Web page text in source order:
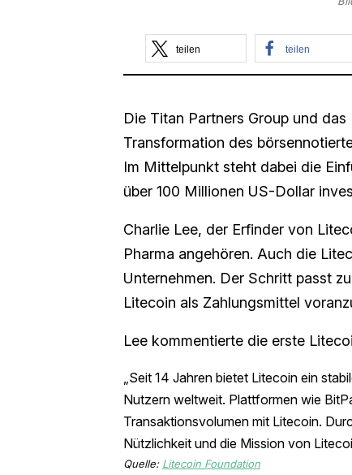
teilen teilen
Die Titan Partners Group und
Transformation des
Im Mittelpunkt steht dabei die
über 100 Millionen US-Dollar
Charlie Lee, der Erfinder von
Pharma angehören. Auch die
Unternehmen. Der Schritt passt
Litecoin als Zahlungsmittel
Lee kommentierte die erste
„Seit 14 Jahren bietet Litecoin ein
Nutzern weltweit. Plattformen wie
Transaktionsvolumen mit Litecoin.
Nützlichkeit und die Mission von
Quelle: Litecoin Foundation